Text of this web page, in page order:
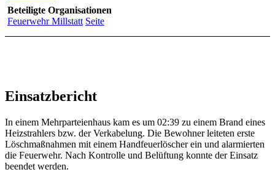
Beteiligte Organisationen
Feuerwehr Millstatt Seite
Einsatzbericht
In einem Mehrparteienhaus kam es um 02:39 zu einem Brand eines
Heizstrahlers bzw. der Verkabelung. Die Bewohner leiteten erste
Löschmaßnahmen mit einem Handfeuerlöscher ein und alarmierten
die Feuerwehr. Nach Kontrolle und Belüftung konnte der Einsatz
beendet werden.